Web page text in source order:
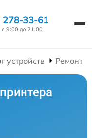
278-33-61
с 9:00 до 21:00
устройств Ремонт